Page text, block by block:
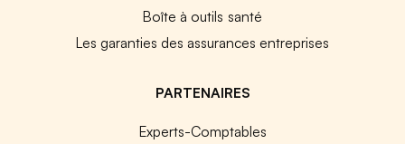
Boîte à outils santé
Les garanties des assurances entreprises
PARTENAIRES
Experts-Comptables